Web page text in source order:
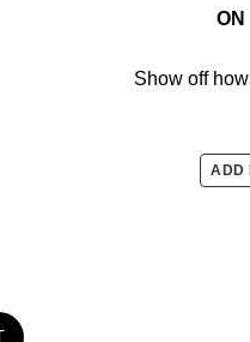
ON
Show off
ADD